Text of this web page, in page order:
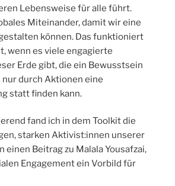
Lebensweise für alle führt.
Miteinander, damit wir eine
können. Das funktioniert
wenn es viele engagierte
Erde gibt, die ein Bewusstsein
nur durch Aktionen eine
statt finden kann.
fand ich in dem Toolkit die
starken Aktivist:innen unserer
einen Beitrag zu Malala Yousafzai,
Engagement ein Vorbild für